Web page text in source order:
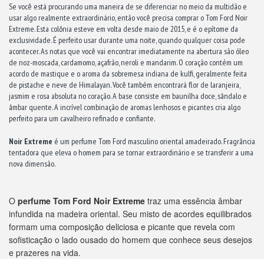
Se você está procurando uma maneira de se diferenciar no meio da multidão e
usar algo realmente extraordinário, então você precisa comprar o Tom Ford Noir
Extreme. Esta colônia esteve em volta desde maio de 2015, e é o epítome da
exclusividade. É perfeito usar durante uma noite, quando qualquer coisa pode
acontecer. As notas que você vai encontrar imediatamente na abertura são óleo
de noz-moscada, cardamomo, açafrão, neroli e mandarim. O coração contém um
acordo de mastique e o aroma da sobremesa indiana de kulfi, geralmente feita
de pistache e neve de Himalayan. Você também encontrará flor de laranjeira,
jasmim e rosa absoluta no coração. A base consiste em baunilha doce, sândalo e
âmbar quente. A incrível combinação de aromas lenhosos e picantes cria algo
perfeito para um cavalheiro refinado e confiante.
Noir Extreme é um perfume Tom Ford masculino oriental amadeirado. Fragrância
tentadora que eleva o homem para se tornar extraordinário e se transferir a uma
nova dimensão.
O perfume Tom Ford Noir Extreme traz uma essência âmbar
infundida na madeira oriental. Seu misto de acordes equilibrados
formam uma composição deliciosa e picante que revela com
sofisticação o lado ousado do homem que conhece seus desejos
e prazeres na vida.